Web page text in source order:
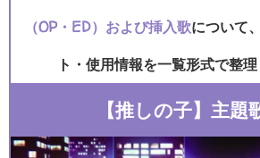
（OP・ED）および挿入歌について
ト・使用情報を一覧形式で整理
【推しの子】主題